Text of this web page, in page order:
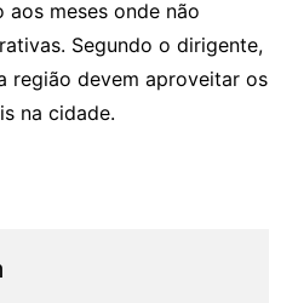
aos meses onde não
Segundo o dirigente,
região devem aproveitar os
na cidade.